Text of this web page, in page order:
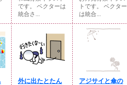
です。 ベクターは
統合さ...
トです。 ベクター
は統合...
外に出たとたん
アジサイと傘の